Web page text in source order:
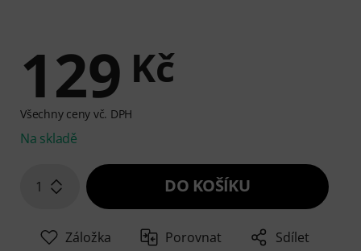
129 Kč
Všechny ceny vč. DPH
Na skladě
1 DO KOŠÍKU
Záložka Porovnat Sdílet